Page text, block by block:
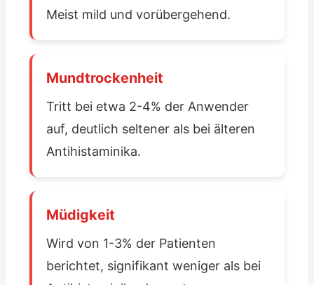
Meist mild und vorübergehend.
Mundtrockenheit
Tritt bei etwa 2-4% der Anwender
auf, deutlich seltener als bei älteren
Antihistaminika.
Müdigkeit
Wird von 1-3% der Patienten
berichtet, signifikant weniger als bei